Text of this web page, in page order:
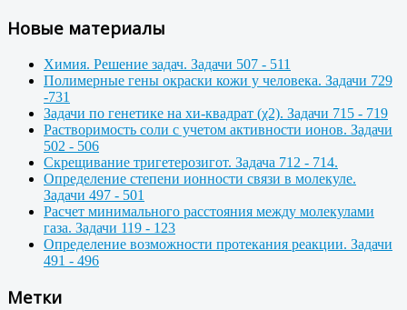
Новые материалы
Химия. Решение задач. Задачи 507 - 511
Полимерные гены окраски кожи у человека. Задачи 729
-731
Задачи по генетике на хи-квадрат (χ2). Задачи 715 - 719
Растворимость соли с учетом активности ионов. Задачи
502 - 506
Скрещивание тригетерозигот. Задача 712 - 714.
Определение степени ионности связи в молекуле.
Задачи 497 - 501
Расчет минимального расстояния между молекулами
газа. Задачи 119 - 123
Определение возможности протекания реакции. Задачи
491 - 496
Метки